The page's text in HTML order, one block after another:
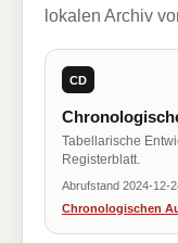
lokalen Archiv
CD
Tabellarische
Registerblatt.
Abrufstand 2024-12-
Chronologischen